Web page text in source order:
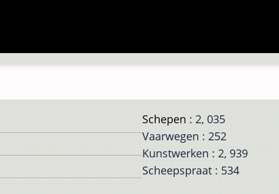
Schepen : 2, 035
Vaarwegen : 252
Kunstwerken : 2, 939
Scheepspraat : 534